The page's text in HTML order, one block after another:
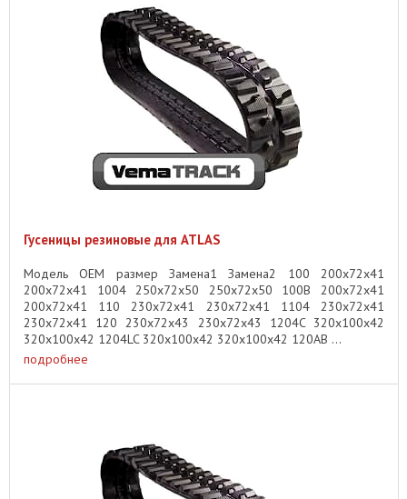
Гусеницы резиновые для ATLAS
Модель OEM размер Замена1 Замена2 100 200x72x41
200x72x41 1004 250x72x50 250x72x50 100B 200x72x41
200x72x41 110 230x72x41 230x72x41 1104 230x72x41
230x72x41 120 230x72x43 230x72x43 1204C 320x100x42
320x100x42 1204LC 320x100x42 320x100x42 120AB ...
подробнее